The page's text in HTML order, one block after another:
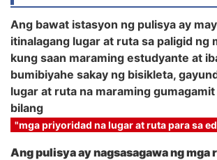
Ang bawat istasyon ng pulisya ay
itinalagang lugar at ruta sa paligid ng
kung saan maraming estudyante at
bumibiyahe sakay ng bisikleta,
lugar at ruta na maraming
bilang
"mga priyoridad na lugar at ruta para sa
Ang pulisya ay nagsasagawa ng mga